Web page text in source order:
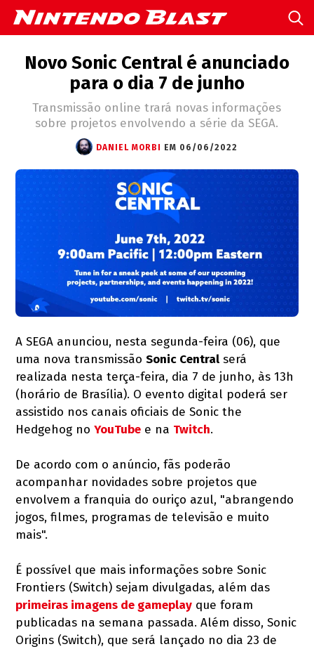
Novo Sonic Central é anunciado
para o dia 7 de junho
Transmissão online trará novas informações
sobre projetos envolvendo a série da SEGA.
DANIEL MORBI EM 06/06/2022
A SEGA anunciou, nesta segunda-feira (06), que
uma nova transmissãoSonic Central será
realizada nesta terça-feira, dia 7 de junho, às 13h
(horário de Brasília). O evento digital poderá ser
assistido nos canais oficiais de Sonic the
Hedgehog noYouTube e na Twitch.
De acordo com o anúncio, fãs poderão
acompanhar novidades sobre projetos que
envolvem a franquia do ouriço azul, "abrangendo
jogos, filmes, programas de televisão e muito
mais".
É possível que mais informações sobre Sonic
Frontiers (Switch) sejam divulgadas, além das
primeiras imagens de gameplay que foram
publicadas na semana passada. Além disso, Sonic
Origins (Switch), que será lançado no dia 23 de